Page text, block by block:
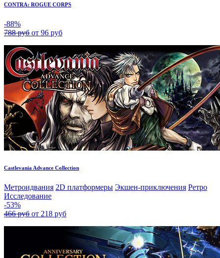
CONTRA: ROGUE CORPS
-88%
788 руб от 96 руб
Castlevania Advance Collection
Метроидвания 2D платформеры Экшен-приключения Ретро
Исследование
-53%
466 руб от 218 руб